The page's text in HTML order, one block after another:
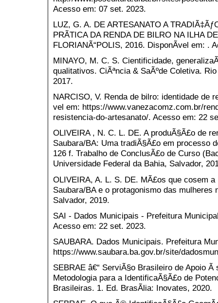
Acesso em: 07 set. 2023.
LUZ, G. A. DE ARTESANATO A
PRÃTICA DA RENDA DE BILRO NA ILHA
FLORIANÃ“POLIS, 2016. DisponÃ­vel em: .
MINAYO, M. C. S. Cientificidade,
qualitativos. CiÃªncia & SaÃºde Coletiva.
2017.
NARCISO, V. Renda de bilro: identidade de
vel em: https://www.vanezacomz.com.br/
resistencia-do-artesanato/. Acesso em: 22
OLIVEIRA , N. C. L. DE. A produÃ§Ã£o de
Saubara/BA: Uma tradiÃ§Ã£o em processo
126 f. Trabalho de ConclusÃ£o de Curso
Universidade Federal da Bahia, Salvador,
OLIVEIRA, A. L. S. DE. MÃ£os que cosem
Saubara/BA e o protagonismo das mulheres
Salvador, 2019.
SAI - Dados Municipais - Prefeitura
Acesso em: 22 set. 2023.
SAUBARA. Dados Municipais. Prefeitura
https://www.saubara.ba.gov.br/site/
SEBRAE â€“ ServiÃ§o Brasileiro de Apoio
Metodologia para a IdentificaÃ§Ã£o de
Brasileiras. 1. Ed. BrasÃ­lia: Inovates, 2020.